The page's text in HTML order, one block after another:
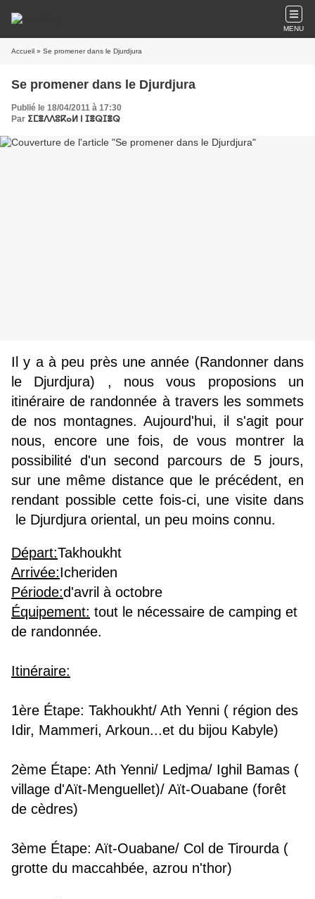
MENU
Accueil » Se promener dans le Djurdjura
Se promener dans le Djurdjura
Publié le 18/04/2011 à 17:30
Par ⵉⵎⴻⴷⴷⵓⴽⴰⵍ ⵏ ⵊⴻⵕⵊⴻⵕ
Il y a à peu près une année (Randonner dans
le Djurdjura) , nous vous proposions un
itinéraire de randonnée à travers les sommets
de nos montagnes. Aujourd'hui, il s'agit pour
nous, encore une fois, de vous montrer la
possibilité d'un second parcours de 5 jours,
sur une même distance que le précédent, en
rendant possible cette fois-ci, une visite dans
le Djurdjura oriental, un peu moins connu.
Départ:Takhoukht
Arrivée:Icheriden
Période:d'avril à octobre
Équipement: tout le nécessaire de camping et
de randonnée.
Itinéraire:
1ère Étape: Takhoukht/ Ath Yenni ( région des
Idir, Mammeri, Arkoun...et du bijou Kabyle)
2ème Étape: Ath Yenni/ Ledjma/ Ighil Bamas (
village d'Aït-Menguellet)/ Aït-Ouabane (forêt
de cèdres)
3ème Étape: Aït-Ouabane/ Col de Tirourda (
grotte du maccahbée, azrou n'thor)